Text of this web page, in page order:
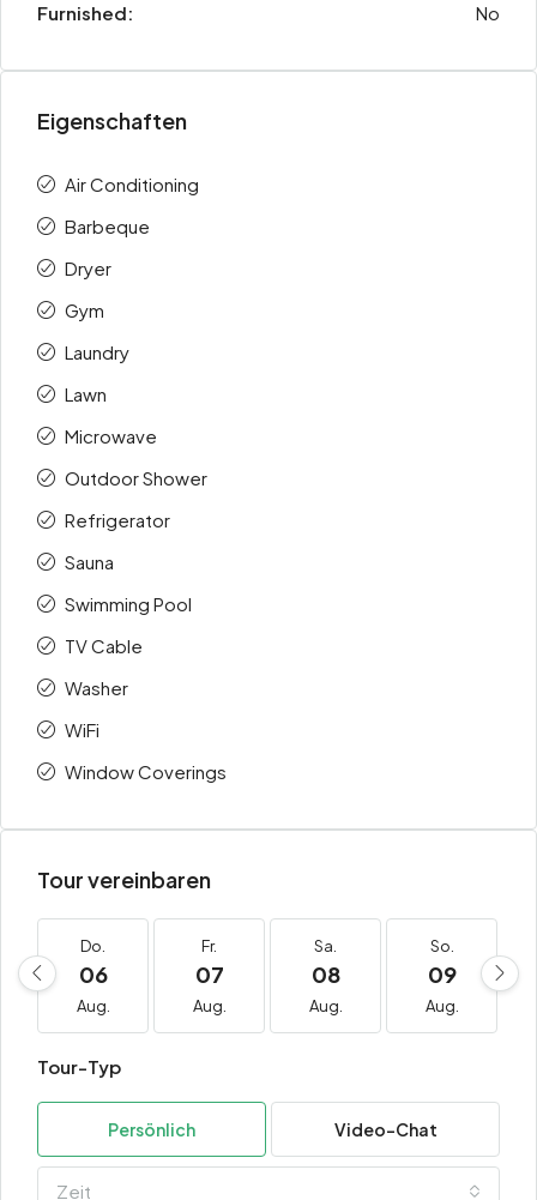
Furnished:
No
Eigenschaften
Air Conditioning
Barbeque
Dryer
Gym
Laundry
Lawn
Microwave
Outdoor Shower
Refrigerator
Sauna
Swimming Pool
TV Cable
Washer
WiFi
Window Coverings
Tour vereinbaren
Do.
06
Aug.
Fr.
07
Aug.
Sa.
08
Aug.
So.
09
Aug.
Tour-Typ
Persönlich Video-Chat
Zeit